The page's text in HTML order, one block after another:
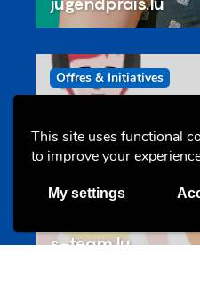
This site uses functional
to improve your
My settings
Offres & Initiatives
s-team.lu